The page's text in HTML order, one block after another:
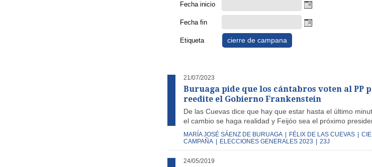
Fecha inicio
Fecha fin
Etiqueta cierre de campana
21/07/2023
Buruaga pide que los cántabros voten al PP
reedite el Gobierno Frankenstein
De las Cuevas dice que hay que estar hasta el último
el cambio se haga realidad y Feijóo sea el próximo
MARÍA JOSÉ SÁENZ DE BURUAGA FÉLIX DE LAS CUEVAS
CAMPAÑA
ELECCIONES GENERALES 2023 23J
24/05/2019